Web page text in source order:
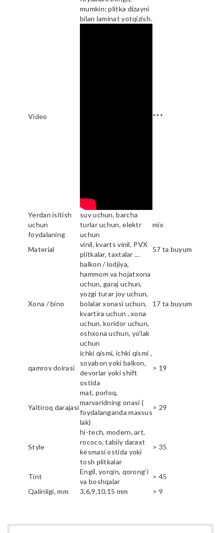
mumkin; plitka dizayni
bilan laminat yotqizish.
Video ***
Yerdan isitish
uchun
foydalaning
suv uchun, barcha
turlar uchun, elektr
uchun
mix
Material
vinil, kvarts vinil, PVX
plitkalar, taxtalar ...
57 ta buyum
Xona / bino
balkon / lodjiya,
hammom va hojatxona
uchun, garaj uchun,
yozgi turar joy uchun,
bolalar xonasi uchun,
kvartira uchun , xona
uchun, koridor uchun,
oshxona uchun, yo'lak
uchun
17 ta buyum
qamrov doirasi
ichki qismi, ichki qismi ,
soyabon yoki balkon,
devorlar yoki shift
ostida
> 19
Yaltiroq darajasi
mat, porloq,
marvaridning onasi (
foydalanganda maxsus
lak)
> 29
Style
hi-tech, modern, art,
rococo, tabiiy daraxt
kesmasi ostida yoki
tosh plitkalar
> 35
Tint
Engil, yorqin, qorong'i
va boshqalar
> 45
Qalinligi, mm
3,6,9,10,15 mm > 9